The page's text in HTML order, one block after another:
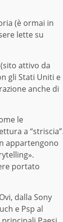
(è ormai in
lette su
attivo da
gli Stati Uniti e
anche di
le
a
appartengono
portato
dalla Sony
e Psp al